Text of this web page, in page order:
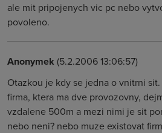
ale mit pripojenych vic pc nebo
povoleno.
Anonymek (5.2.2006 13:06:57)
Otazkou je kdy se jedna o vnitrni
firma, ktera ma dve provozovny,
vzdalene 500m a mezi nimi je sit
nebo neni? nebo muze existovat